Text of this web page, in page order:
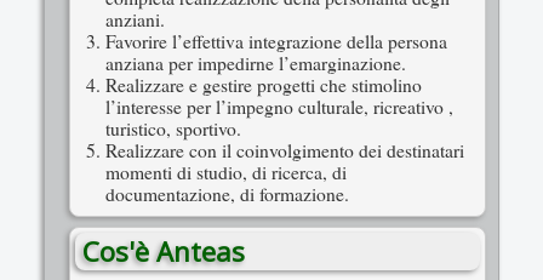
anziani.
Favorire l’effettiva integrazione della persona
anziana per impedirne l’emarginazione.
Realizzare e gestire progetti che stimolino
l’interesse per l’impegno culturale, ricreativo ,
turistico, sportivo.
Realizzare con il coinvolgimento dei destinatari
momenti di studio, di ricerca, di
documentazione, di formazione.
Cos'è Anteas